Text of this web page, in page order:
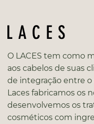
O LACES tem como
aos cabelos de suas
de integração entre
Laces fabricamos os
desenvolvemos os
cosméticos com